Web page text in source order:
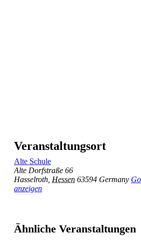
Veranstaltungsort
Alte Schule
Alte Dorfstraße 66
Hasselroth Hessen 63594 Germany
anzeigen
Ähnliche Veranstaltungen